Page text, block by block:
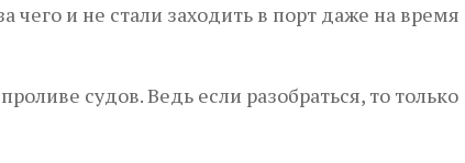
чего и не стали заходить в порт даже на время
судов. Ведь если разобраться, то только